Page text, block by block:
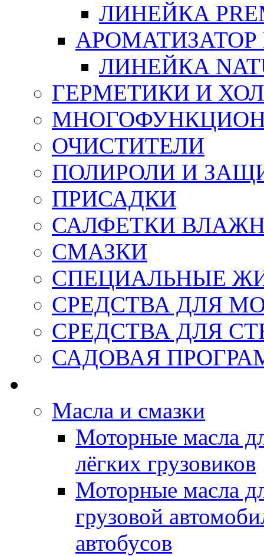
ЛИНЕЙКА
ЛИНЕЙКА
ГЕРМЕТИКИ И
ОЧИСТИТЕЛИ
ПОЛИРОЛИ И
ПРИСАДКИ
САЛФЕТКИ
СМАЗКИ
СПЕЦИАЛЬНЫЕ
СРЕДСТВА ДЛЯ
СРЕДСТВА ДЛЯ
САДОВАЯ
Масла и смазки
Моторные масла
лёгких грузовиков
Моторные масла
грузовой
автобусов